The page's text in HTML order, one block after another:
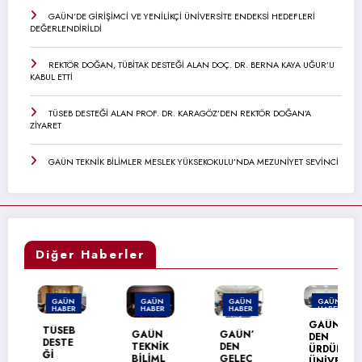
GAÜN’DE GİRİŞİMCİ VE YENİLİKÇİ ÜNİVERSİTE ENDEKSİ HEDEFLERİ
DEĞERLENDİRİLDİ
REKTÖR DOĞAN, TÜBİTAK DESTEĞİ ALAN DOÇ. DR. BERNA KAYA UĞUR’U
KABUL ETTİ
TÜSEB DESTEĞİ ALAN PROF. DR. KARAGÖZ’DEN REKTÖR DOĞAN’A
ZİYARET
GAÜN TEKNİK BİLİMLER MESLEK YÜKSEKOKULU’NDA MEZUNİYET SEVİNCİ
Diğer Haberler
GAÜN
HABER
TÜSEB
DESTE
GAÜN
HABER
GAÜN
TEKNİK
BİLİML
GAÜN
HABER
GAÜN’
DEN
GELEC
GAÜN
HABER
GAÜN’
DEN
ÜRDÜN